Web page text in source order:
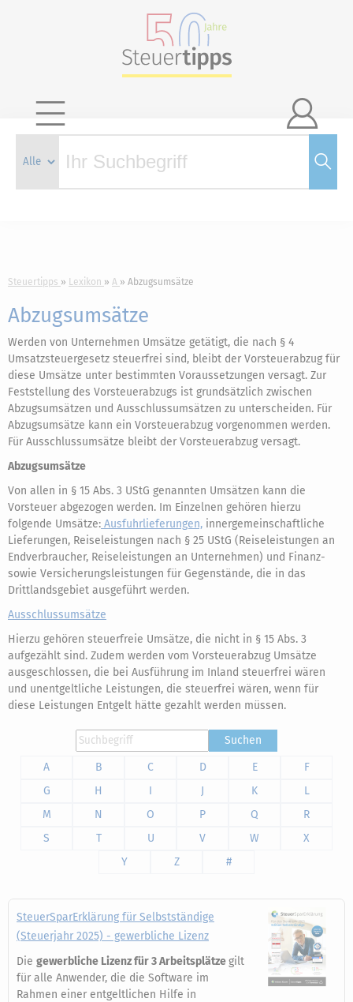

Steuertipps Lexikon A Abzugsumsätze
Abzugsumsätze
Werden von Unternehmen Umsätze getätigt, die nach § 4
Umsatzsteuergesetz steuerfrei sind, bleibt der Vorsteuerabzug für
diese Umsätze unter bestimmten Voraussetzungen versagt. Zur
Feststellung des Vorsteuerabzugs ist grundsätzlich zwischen
Abzugsumsätzen und Ausschlussumsätzen zu unterscheiden. Für
Abzugsumsätze kann ein Vorsteuerabzug vorgenommen werden.
Für Ausschlussumsätze bleibt der Vorsteuerabzug versagt.
Abzugsumsätze
Von allen in § 15 Abs. 3 UStG genannten Umsätzen kann die
Vorsteuer abgezogen werden. Im Einzelnen gehören hierzu
folgende Umsätze: Ausfuhrlieferungen, innergemeinschaftliche
Lieferungen, Reiseleistungen nach § 25 UStG (Reiseleistungen an
Endverbraucher, Reiseleistungen an Unternehmen) und Finanz-
sowie Versicherungsleistungen für Gegenstände, die in das
Drittlandsgebiet ausgeführt werden.
Ausschlussumsätze
Hierzu gehören steuerfreie Umsätze, die nicht in § 15 Abs. 3
aufgezählt sind. Zudem werden vom Vorsteuerabzug Umsätze
ausgeschlossen, die bei Ausführung im Inland steuerfrei wären
und unentgeltliche Leistungen, die steuerfrei wären, wenn für
diese Leistungen Entgelt hätte gezahlt werden müssen.
Suchen
A
B C D E
F
G
H I J K
L
M
N O P Q
R
S
T U V W
X
Y
Z #
SteuerSparErklärung für Selbstständige
(Steuerjahr 2025) - gewerbliche Lizenz
Die gewerbliche Lizenz für 3 Arbeitsplätzegilt
für alle Anwender, die die Software im
Rahmen einer entgeltlichen Hilfe in